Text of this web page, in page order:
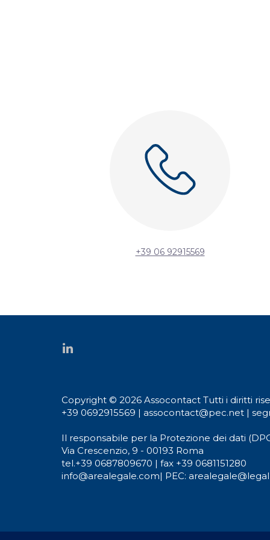
+39 06 92915569
Copyright © 2026 Assocontact Tutti i diritti
+39 0692915569 | assocontact@pec.net |
Il responsabile per la Protezione dei dati
Via Crescenzio, 9 - 00193 Roma
tel.+39 0687809670 | fax +39 0681151280
info@arealegale.com| PEC: